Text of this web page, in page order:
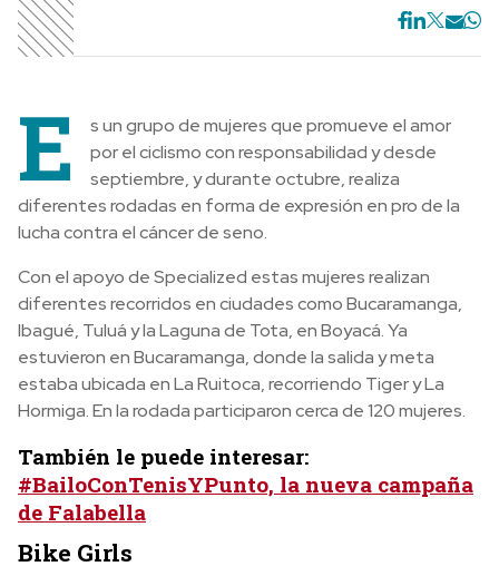
E
s un grupo de mujeres que promueve el amor
por el ciclismo con responsabilidad y desde
septiembre, y durante octubre, realiza
diferentes rodadas en forma de expresión en pro de la
lucha contra el cáncer de seno.
Con el apoyo de Specialized estas mujeres realizan
diferentes recorridos en ciudades como Bucaramanga,
Ibagué, Tuluá y la Laguna de Tota, en Boyacá. Ya
estuvieron en Bucaramanga, donde la salida y meta
estaba ubicada en La Ruitoca, recorriendo Tiger y La
Hormiga. En la rodada participaron cerca de 120 mujeres.
También le puede interesar:
#BailoConTenisYPunto, la nueva campaña
de Falabella
Bike Girls